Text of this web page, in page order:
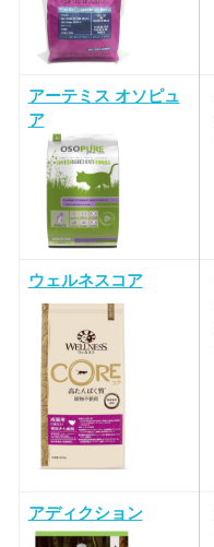
アーテミス オソピュ
ア
ウェルネスコア
アディクション